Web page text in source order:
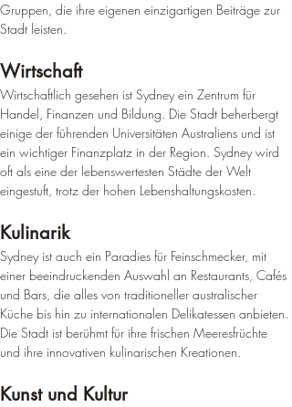
Gruppen, die ihre eigenen einzigartigen Beiträge zur
Stadt leisten.
Wirtschaft
Wirtschaftlich gesehen ist Sydney ein Zentrum für
Handel, Finanzen und Bildung. Die Stadt beherbergt
einige der führenden Universitäten Australiens und ist
ein wichtiger Finanzplatz in der Region. Sydney wird
oft als eine der lebenswertesten Städte der Welt
eingestuft, trotz der hohen Lebenshaltungskosten.
Kulinarik
Sydney ist auch ein Paradies für Feinschmecker, mit
einer beeindruckenden Auswahl an Restaurants, Cafés
und Bars, die alles von traditioneller australischer
Küche bis hin zu internationalen Delikatessen anbieten.
Die Stadt ist berühmt für ihre frischen Meeresfrüchte
und ihre innovativen kulinarischen Kreationen.
Kunst und Kultur